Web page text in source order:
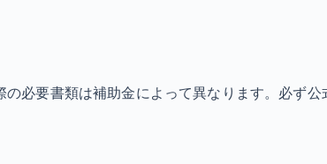
必要書類は補助金によって異なります。必ず公